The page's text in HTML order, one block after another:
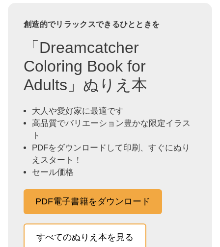
創造的でリラックスできるひとときを
「Dreamcatcher
Coloring Book for
Adults」ぬりえ本
大人や愛好家に最適です
高品質でバリエーション豊かな限定イラス
ト
PDFをダウンロードして印刷、すぐにぬり
えスタート！
セール価格
PDF電子書籍をダウンロード
すべてのぬりえ本を見る